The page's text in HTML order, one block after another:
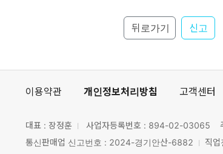
뒤로가기 신고
이용약관 개인정보처리방침 고객센터
대표 : 장정훈 사업자등록번호 : 894-02-03065
통신판매업 신고번호 : 2024-경기안산-6882
직